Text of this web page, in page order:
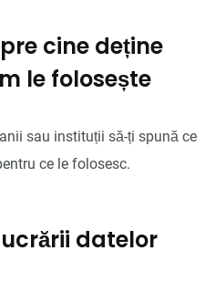
cine deține
le folosește
sau instituții să-ți spună ce
ce le folosesc.
datelor